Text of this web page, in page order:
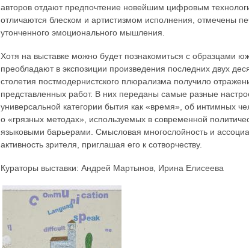
авторов отдают предпочтение новейшим цифровым
отличаются блеском и артистизмом исполнения, отмечены
утонченного эмоционального мышления.
Хотя на выставке можно будет познакомиться с образцами
преобладают в экспозиции произведения последних двух
столетия постмодернистского плюрализма получило
представленных работ. В них переданы самые разные
универсальной категории бытия как «время», об интимных
о «грязных методах», используемых в современной
языковыми барьерами. Смысловая многослойность и
активность зрителя, приглашая его к сотворчеству.
Кураторы выставки: Андрей Мартынов, Ирина Елисеева